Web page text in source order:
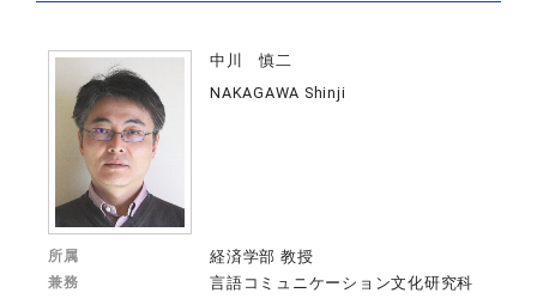
中川 慎二
NAKAGAWA Shinji
所属 経済学部 教授
兼務 言語コミュニケーション文化研究科